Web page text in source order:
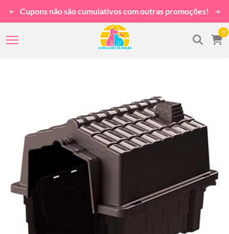
Cupons não são cumulativos com outras promoções!
0